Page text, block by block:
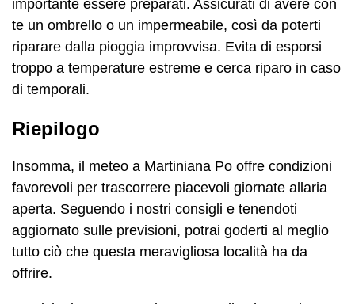
importante essere preparati. Assicurati di avere con
te un ombrello o un impermeabile, così da poterti
riparare dalla pioggia improvvisa. Evita di esporsi
troppo a temperature estreme e cerca riparo in caso
di temporali.
Riepilogo
Insomma, il meteo a Martiniana Po offre condizioni
favorevoli per trascorrere piacevoli giornate allaria
aperta. Seguendo i nostri consigli e tenendoti
aggiornato sulle previsioni, potrai goderti al meglio
tutto ciò che questa meravigliosa località ha da
offrire.